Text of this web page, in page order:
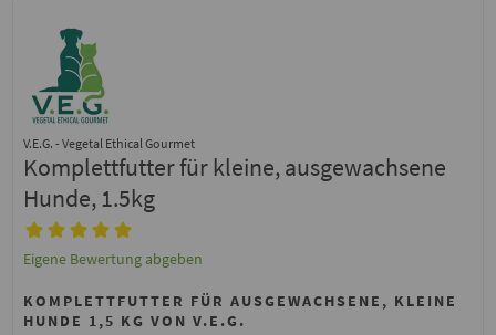
V.E.G. - Vegetal Ethical Gourmet
Komplettfutter für kleine, ausgewachsene
Hunde, 1.5kg
Eigene Bewertung abgeben
KOMPLETTFUTTER FÜR AUSGEWACHSENE, KLEINE
HUNDE 1,5 KG VON V.E.G.